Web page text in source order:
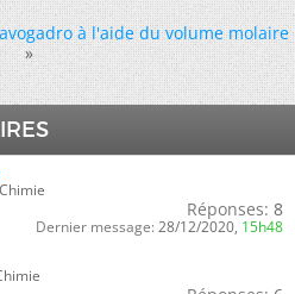
à l'aide du volume molaire
»
Réponses: 8
Dernier message: 28/12/2020, 15h48